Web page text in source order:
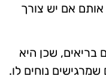
אותם אם יש צורך
בריאים, שכן היא
נוחים לו.